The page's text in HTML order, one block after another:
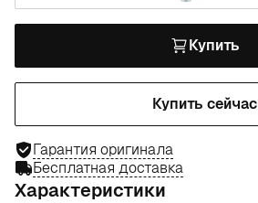
Купить
Купить сейчас
Гарантия оригинала
Бесплатная доставка
Характеристики